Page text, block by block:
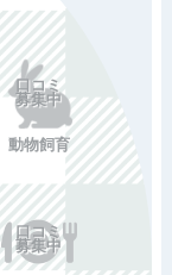
口コミ
募集中
動物飼育
口コミ
募集中